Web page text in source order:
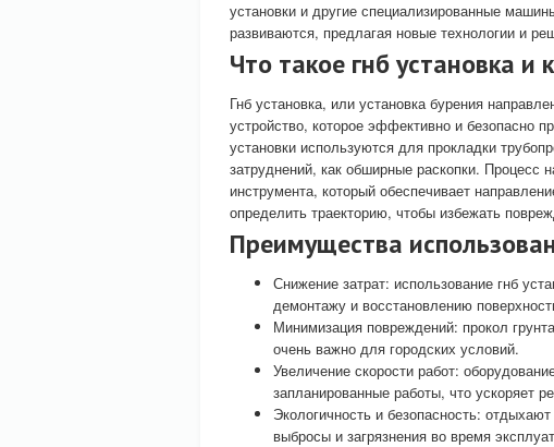
установки и другие специализированные
развиваются, предлагая новые технологии и
Что такое гнб установка и
Гнб установка, или установка бурения
устройство, которое эффективно и безопасно
установки используются для прокладки
затруднений, как обширные раскопки. Процесс
инструмента, который обеспечивает
определить траекторию, чтобы избежать
Преимущества
Снижение затрат: использование гнб
демонтажу и восстановлению
Минимизация повреждений: прокол
очень важно для городских условий.
Увеличение скорости работ:
запланированные работы, что ускоряет
Экологичность и безопасность:
выбросы и загрязнения во время